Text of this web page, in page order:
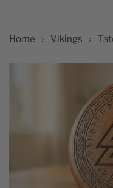
Home Vikings